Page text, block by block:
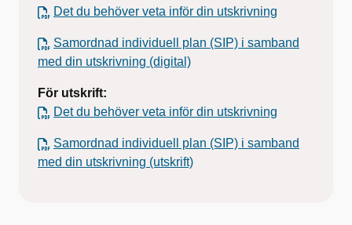
Det du behöver veta inför din utskrivning
Samordnad individuell plan (SIP) i samband
med din utskrivning (digital)
För utskrift:
Det du behöver veta inför din utskrivning
Samordnad individuell plan (SIP) i samband
med din utskrivning (utskrift)